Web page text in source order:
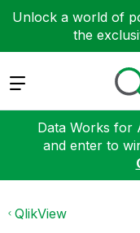
Unlock a world of
the
Expand
Data Works for
and enter to
QlikView